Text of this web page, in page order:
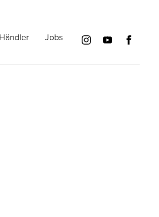
Händler Jobs